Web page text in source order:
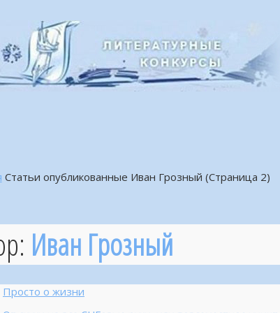
Статьи опубликованные Иван Грозный (Страница 2)
Иван Грозный
Просто о жизни